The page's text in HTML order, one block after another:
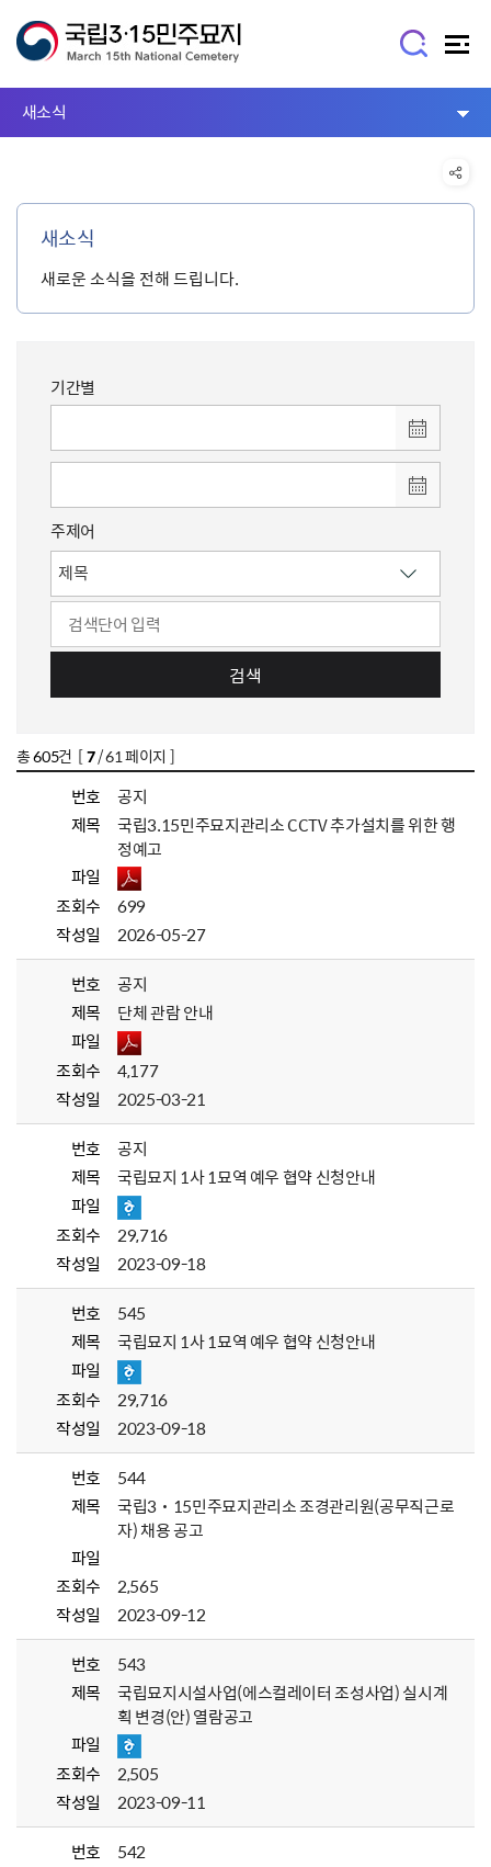
새소식
새소식
새로운 소식을 전해 드립니다.
기간별
주제어
검색
총605건 [7/ 61 페이지 ]
번호
공지
제목
국립3.15민주묘지관리소 CCTV 추가설치를 위한 행
정예고
파일
조회수
699
작성일
2026-05-27
번호
공지
제목
단체 관람 안내
파일
조회수
4,177
작성일
2025-03-21
번호
공지
제목
국립묘지 1사 1묘역 예우 협약 신청안내
파일
조회수
29,716
작성일
2023-09-18
번호
545
제목
국립묘지 1사 1묘역 예우 협약 신청안내
파일
조회수
29,716
작성일
2023-09-18
번호
544
제목
국립3˙15민주묘지관리소 조경관리원(공무직근로
자) 채용 공고
파일
조회수
2,565
작성일
2023-09-12
번호
543
제목
국립묘지시설사업(에스컬레이터 조성사업) 실시계
획 변경(안) 열람공고
파일
조회수
2,505
작성일
2023-09-11
번호
542